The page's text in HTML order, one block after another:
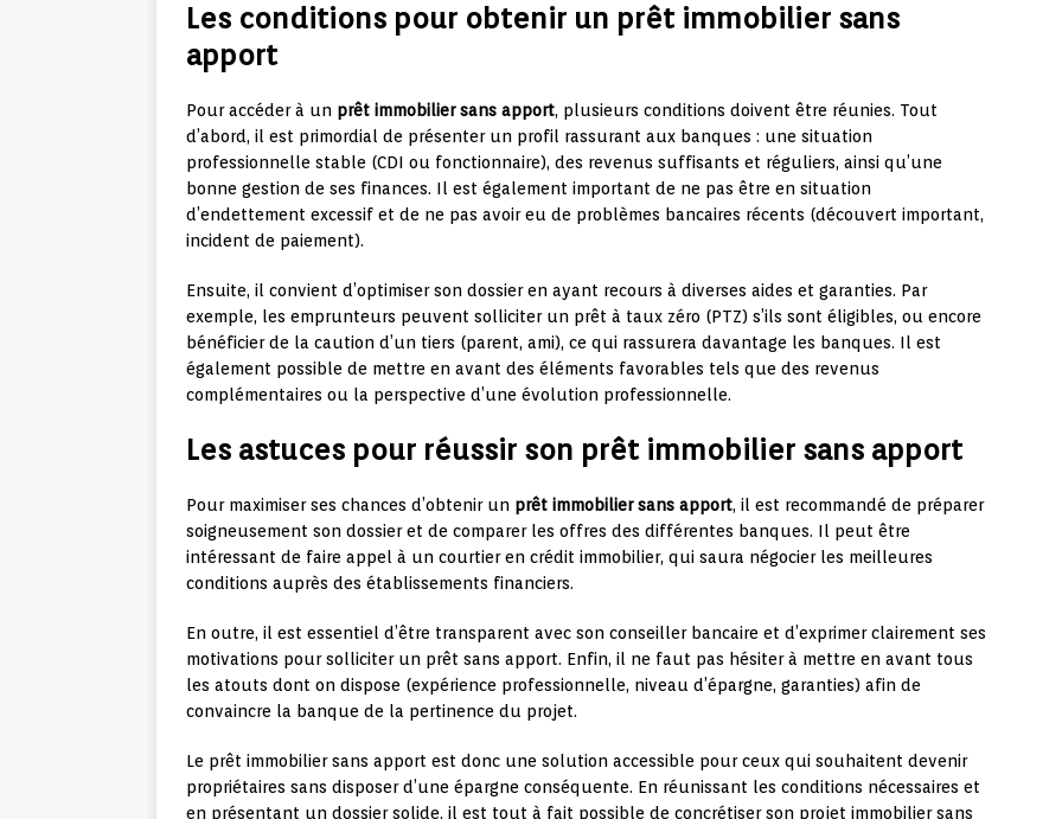
Les conditions pour obtenir un prêt immobilier sans
apport
Pour accéder à un prêt immobilier sans apport, plusieurs conditions doivent être réunies. Tout
d’abord, il est primordial de présenter un profil rassurant aux banques : une situation
professionnelle stable (CDI ou fonctionnaire), des revenus suffisants et réguliers, ainsi qu’une
bonne gestion de ses finances. Il est également important de ne pas être en situation
d’endettement excessif et de ne pas avoir eu de problèmes bancaires récents (découvert important,
incident de paiement).
Ensuite, il convient d’optimiser son dossier en ayant recours à diverses aides et garanties. Par
exemple, les emprunteurs peuvent solliciter un prêt à taux zéro (PTZ) s’ils sont éligibles, ou encore
bénéficier de la caution d’un tiers (parent, ami), ce qui rassurera davantage les banques. Il est
également possible de mettre en avant des éléments favorables tels que des revenus
complémentaires ou la perspective d’une évolution professionnelle.
Les astuces pour réussir son prêt immobilier sans apport
Pour maximiser ses chances d’obtenir un prêt immobilier sans apport, il est recommandé de préparer
soigneusement son dossier et de comparer les offres des différentes banques. Il peut être
intéressant de faire appel à un courtier en crédit immobilier, qui saura négocier les meilleures
conditions auprès des établissements financiers.
En outre, il est essentiel d’être transparent avec son conseiller bancaire et d’exprimer clairement ses
motivations pour solliciter un prêt sans apport. Enfin, il ne faut pas hésiter à mettre en avant tous
les atouts dont on dispose (expérience professionnelle, niveau d’épargne, garanties) afin de
convaincre la banque de la pertinence du projet.
Le prêt immobilier sans apport est donc une solution accessible pour ceux qui souhaitent devenir
propriétaires sans disposer d’une épargne conséquente. En réunissant les conditions nécessaires et
en présentant un dossier solide, il est tout à fait possible de concrétiser son projet immobilier sans